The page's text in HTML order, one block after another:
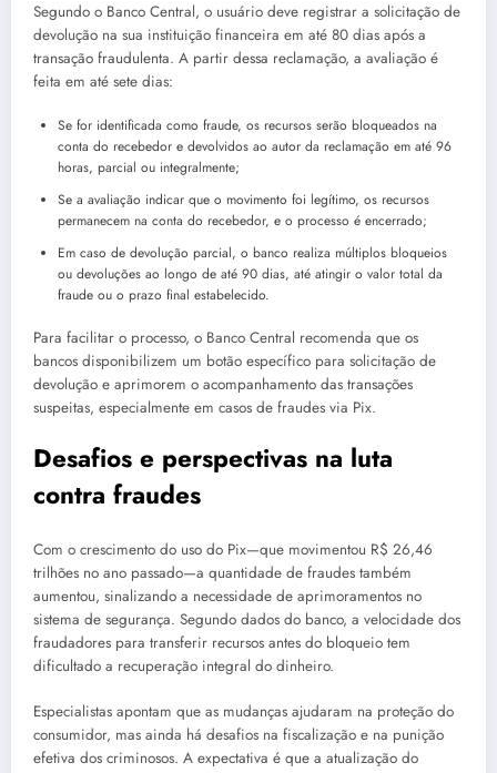
Segundo o Banco Central, o usuário deve registrar a solicitação de
devolução na sua instituição financeira em até 80 dias após a
transação fraudulenta. A partir dessa reclamação, a avaliação é
feita em até sete dias:
Se for identificada como fraude, os recursos serão bloqueados na
conta do recebedor e devolvidos ao autor da reclamação em até 96
horas, parcial ou integralmente;
Se a avaliação indicar que o movimento foi legítimo, os recursos
permanecem na conta do recebedor, e o processo é encerrado;
Em caso de devolução parcial, o banco realiza múltiplos bloqueios
ou devoluções ao longo de até 90 dias, até atingir o valor total da
fraude ou o prazo final estabelecido.
Para facilitar o processo, o Banco Central recomenda que os
bancos disponibilizem um botão específico para solicitação de
devolução e aprimorem o acompanhamento das transações
suspeitas, especialmente em casos de fraudes via Pix.
Desafios e perspectivas na luta
contra fraudes
Com o crescimento do uso do Pix—que movimentou R$ 26,46
trilhões no ano passado—a quantidade de fraudes também
aumentou, sinalizando a necessidade de aprimoramentos no
sistema de segurança. Segundo dados do banco, a velocidade dos
fraudadores para transferir recursos antes do bloqueio tem
dificultado a recuperação integral do dinheiro.
Especialistas apontam que as mudanças ajudaram na proteção do
consumidor, mas ainda há desafios na fiscalização e na punição
efetiva dos criminosos. A expectativa é que a atualização do